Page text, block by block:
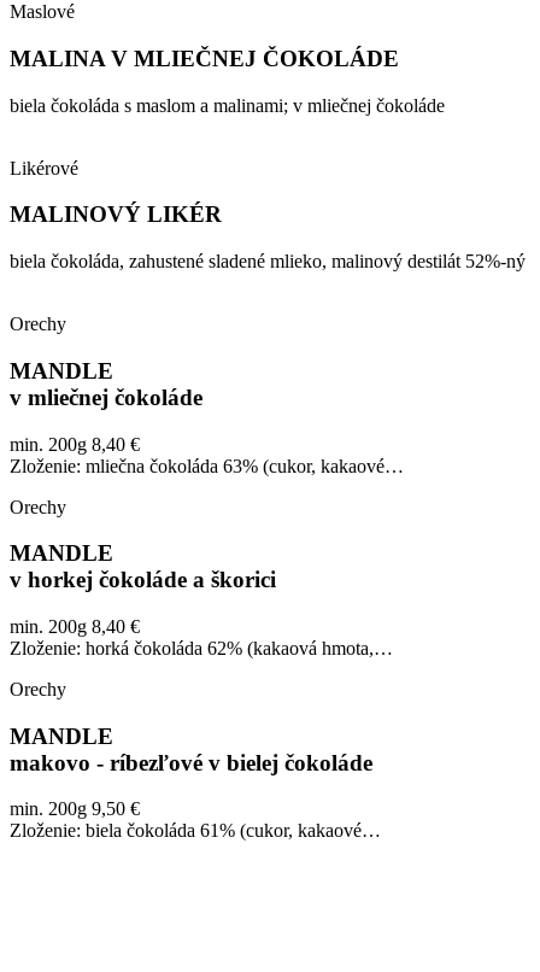
Maslové
MALINA V MLIEČNEJ ČOKOLÁDE
biela čokoláda s maslom a malinami; v mliečnej čokoláde
Likérové
MALINOVÝ LIKÉR
biela čokoláda, zahustené sladené mlieko, malinový destilát 52%-ný
Orechy
MANDLE
v mliečnej čokoláde
min. 200g 8,40 €
Zloženie: mliečna čokoláda 63% (cukor, kakaové…
Orechy
MANDLE
v horkej čokoláde a škorici
min. 200g 8,40 €
Zloženie: horká čokoláda 62% (kakaová hmota,…
Orechy
MANDLE
makovo - ríbezľové v bielej čokoláde
min. 200g 9,50 €
Zloženie: biela čokoláda 61% (cukor, kakaové…